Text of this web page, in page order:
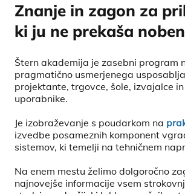
Znanje in zagon za
ki ju ne prekaša
Štern akademija je zasebni program
pragmatično usmerjenega
projektante, trgovce, šole, izvajalce in
uporabnike.
Je izobraževanje s poudarkom na
izvedbe posameznih komponent
sistemov, ki temelji na tehničnem
Na enem mestu želimo dolgoročno
najnovejše informacije vsem